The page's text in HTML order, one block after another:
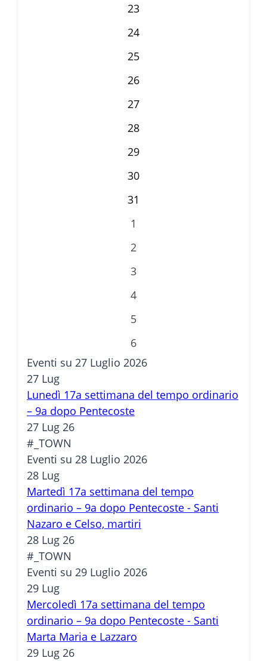
23
24
25
26
27
28
29
30
31
1
2
3
4
5
6
Eventi su 27 Luglio 2026
27 Lug
Lunedì 17a settimana del tempo ordinario
– 9a dopo Pentecoste
27 Lug 26
#_TOWN
Eventi su 28 Luglio 2026
28 Lug
Martedì 17a settimana del tempo
ordinario – 9a dopo Pentecoste - Santi
Nazaro e Celso, martiri
28 Lug 26
#_TOWN
Eventi su 29 Luglio 2026
29 Lug
Mercoledì 17a settimana del tempo
ordinario – 9a dopo Pentecoste - Santi
Marta Maria e Lazzaro
29 Lug 26